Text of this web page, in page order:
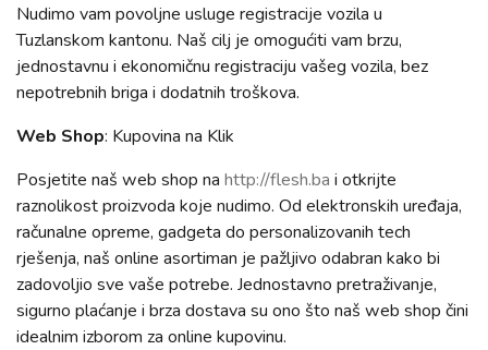
Nudimo vam povoljne usluge registracije vozila u
Tuzlanskom kantonu. Naš cilj je omogućiti vam brzu,
jednostavnu i ekonomičnu registraciju vašeg vozila, bez
nepotrebnih briga i dodatnih troškova.
Web Shop: Kupovina na Klik
Posjetite naš web shop na http://flesh.ba i otkrijte
raznolikost proizvoda koje nudimo. Od elektronskih uređaja,
računalne opreme, gadgeta do personalizovanih tech
rješenja, naš online asortiman je pažljivo odabran kako bi
zadovoljio sve vaše potrebe. Jednostavno pretraživanje,
sigurno plaćanje i brza dostava su ono što naš web shop čini
idealnim izborom za online kupovinu.